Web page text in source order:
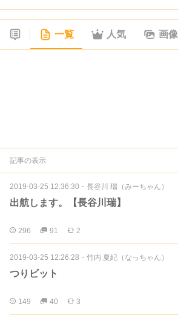
一覧 人気 画像
記事の表示
2019-03-25 12:36:30 ・ 長谷川 瑞（みーちゃん）
出航します。【長谷川瑞】
296 91 2
2019-03-25 12:26:28 ・ 竹内 夏紀（なっちゃん）
つりビット
149 40 3